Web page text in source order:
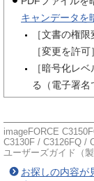
キャンデータを
［文書の権
［変更を許
［暗号化レ
る（電子署名
imageFORCE
C3130F / C3126FQ /
ユーザーズガイド（製
お探しの内容が